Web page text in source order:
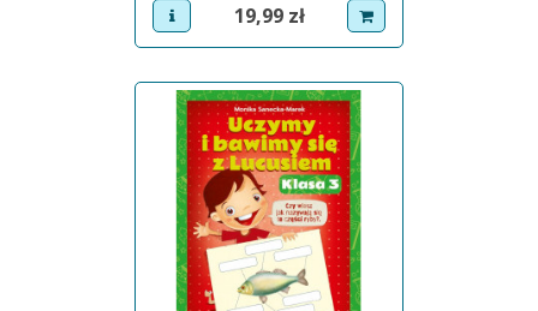
view product
Cena
19,99 zł dodaj do koszyka